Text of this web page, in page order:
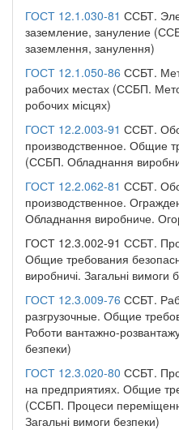
ГОСТ 12.1.030-81 ССБТ.
заземление, зануление
заземлення, занулення)
ГОСТ 12.1.050-86 ССБТ.
рабочих местах (ССБП.
робочих місцях)
ГОСТ 12.2.003-91 ССБТ.
производственное. Общие
(ССБП. Обладнання
ГОСТ 12.2.062-81 ССБТ.
производственное.
Обладнання виробниче.
ГОСТ 12.3.002-91 ССБТ.
Общие требования
виробничі. Загальні вимоги
ГОСТ 12.3.009-76 ССБТ.
разгрузочные. Общие
Роботи вантажно-
безпеки)
ГОСТ 12.3.020-80 ССБТ.
на предприятиях. Общие
(ССБП. Процеси
Загальні вимоги безпеки)